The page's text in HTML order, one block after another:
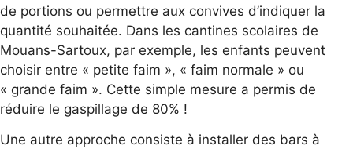
de portions ou permettre aux convives d’indiquer la
quantité souhaitée. Dans les cantines scolaires de
Mouans-Sartoux, par exemple, les enfants peuvent
choisir entre « petite faim », « faim normale » ou
« grande faim ». Cette simple mesure a permis de
réduire le gaspillage de 80% !
Une autre approche consiste à installer des bars à